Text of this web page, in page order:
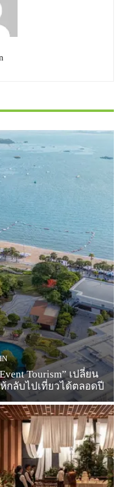
Tourism” เปลี่ยน
กลับไปเที่ยวได้ตลอดปี